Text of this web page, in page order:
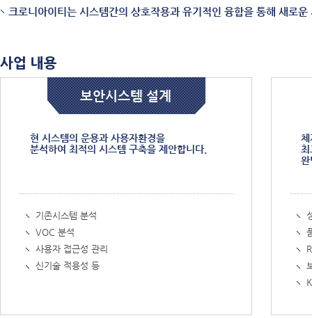
크로니아이티는 시스템간의 상호작용과 유기적인 융합을 통해 새로
사업 내용
보안시스템 설계
현 시스템의 운용과 사용자환경을
분석하여 최적의 시스템 구축을 제안합니다.
기존시스템 분석
VOC 분석
사용자 접근성 관리
신기술 적용성 등
체
완